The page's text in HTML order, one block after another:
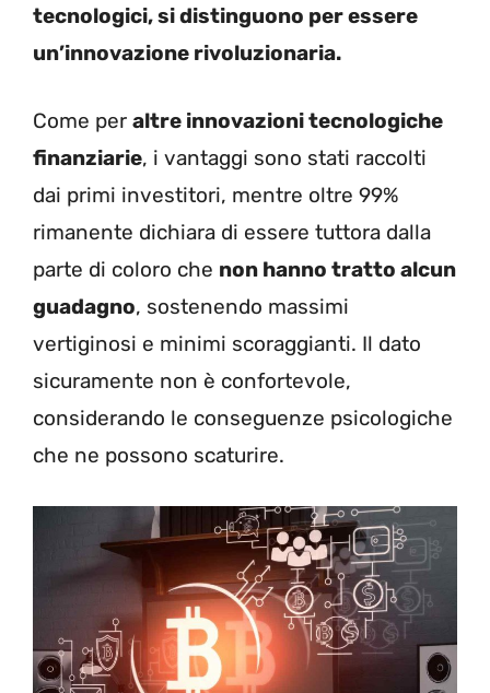
tecnologici, si distinguono per essere
un’innovazione rivoluzionaria.
Come per altre innovazioni tecnologiche
finanziarie, i vantaggi sono stati raccolti
dai primi investitori, mentre oltre 99%
rimanente dichiara di essere tuttora dalla
parte di coloro che non hanno tratto alcun
guadagno, sostenendo massimi
vertiginosi e minimi scoraggianti. Il dato
sicuramente non è confortevole,
considerando le conseguenze psicologiche
che ne possono scaturire.